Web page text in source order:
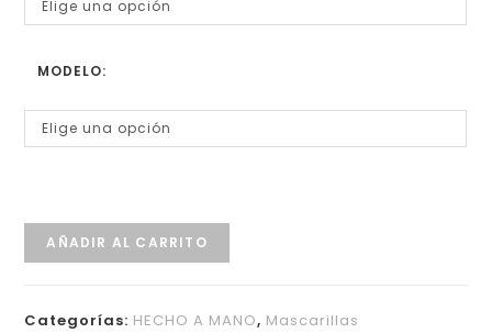
Elige una opción
MODELO:
Elige una opción
AÑADIR AL CARRITO
Categorías: HECHO A MANO, Mascarillas